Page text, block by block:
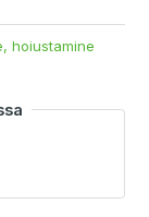
hoiustamine